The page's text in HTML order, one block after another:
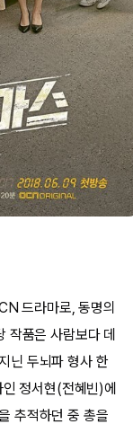
드라마로, 동명의
작품은 사람보다 데
닌 두뇌파 형사 한
정서현(전혜빈)에
추적하던 중 총을